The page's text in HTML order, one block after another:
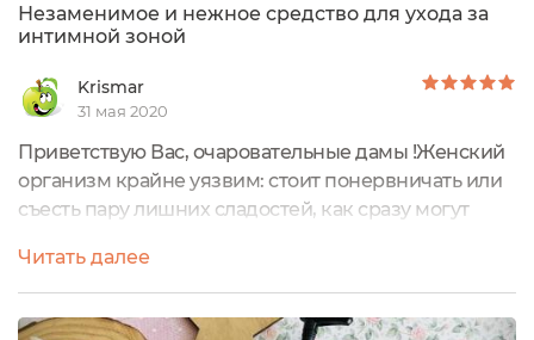
Незаменимое и нежное средство для ухода за
интимной зоной
Krismar
31 мая 2020
Приветствую Вас, очаровательные дамы !Женский
организм крайне уязвим: стоит понервничать или
съесть пару лишних сладостей, как сразу могут
ощущения в интимной области. Разумеется, не
стоит заниматься самолечением, надеясь, что
пройдет само по себе. Такие симптомы могут быть
Читать далее